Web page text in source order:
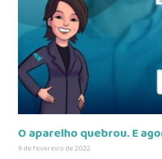
O aparelho quebrou. E
9 de fevereiro de 2022